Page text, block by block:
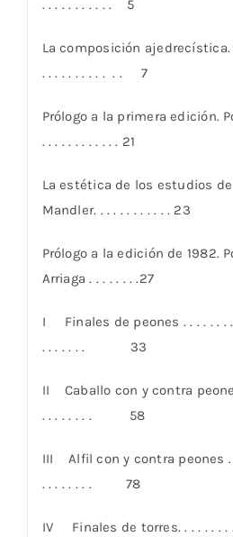
. . . . . . . . . . . 5
La composición ajedrecística.
. . . . . . . . . . . . 7
Prólogo a la primera edición.
. . . . . . . . . . . . 21
La estética de los estudios
Mandler. . . . . . . . . . . . 23
Prólogo a la edición de 1982.
Arriaga . . . . . . . .27
I Finales de peones . . . . . . . . .
. . . . . . . 33
II Caballo con y contra
. . . . . . . . 58
III Alfil con y contra peones . .
. . . . . . . . 78
IV Finales de torres. . . . . . . . .